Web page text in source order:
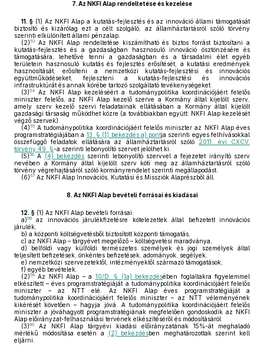
7. Az NKFI Alap rendeltetése és kezelése
11. § (1) Az NKFI Alap a kutatás-fejlesztés és az innováció állami támogatását
biztosító és kizárólag ezt a célt szolgáló, az államháztartásról szóló törvény
szerinti elkülönített állami pénzalap.
(2)53
Az NKFI Alap rendeltetése kiszámítható és biztos forrást biztosítani a
kutatás-fejlesztés és a gazdaságban hasznosuló innováció ösztönzésére és
támogatására, lehetővé tenni a gazdaságban és a társadalmi élet egyéb
területein hasznosuló kutatás és fejlesztés erősítését, a kutatási eredmények
hasznosítását, erősíteni a nemzetközi kutatás-fejlesztési és innovációs
együttműködéseket, fejleszteni a kutatás-fejlesztési és innovációs
infrastruktúrát és annak körébe tartozó szolgáltató tevékenységeket.
(3)54
Az NKFI Alap kezeléséért a tudománypolitika koordinációjáért felelős
miniszter felelős, az NKFI Alap kezelő szerve a Kormány által kijelölt szerv,
amely szerv kezelő szervi feladatainak ellátásában a Kormány által kijelölt
gazdasági társaság működhet közre (a továbbiakban együtt: NKFI Alap kezelését
végző szervek).
(4)55 A tudománypolitika koordinációjáért felelős miniszter az NKFI Alap éves
programstratégiájában a 13. § (1) bekezdés a) pontja szerinti egyes felhívásokkal
összefüggő feladatok ellátására az államháztartásról szóló 2011. évi CXCV.
törvény 49. §-a szerinti lebonyolító szervet jelölhet ki.
(5)56 A (4) bekezdésszerinti lebonyolító szervvel a fejezetet irányító szerv
nevében a Kormány által kijelölt szerv köti meg az államháztartásról szóló
törvény végrehajtásáról szóló kormányrendelet szerinti megállapodást.
(6)57 Az NKFI Alap Innovációs, Kutatási és Missziók Alaprészből áll.
8. Az NKFI Alap bevételi forrásai és kiadásai
12. § (1) Az NKFI Alap bevételi forrásai:
a)58
az innovációs járulékfizetésre kötelezettek által befizetett innovációs
járulék,
b) a központi költségvetésből biztosított központi támogatás,
c) az NKFI Alap – tárgyévet megelőző – költségvetési maradványa,
d) belföldi vagy külföldi természetes személyek és jogi személyek által
teljesített befizetések, önkéntes befizetések, adományok, segélyek,
e) nemzetközi szervezetektől, intézményektől származó támogatások,
f) egyéb bevételek.
(2)59 Az NKFI Alap – a 10/D. § (1a) bekezdésében foglaltakra figyelemmel
elkészített – éves programstratégiáját a tudománypolitika koordinációjáért felelős
miniszter – az NTT elé. Az NKFI Alap éves programstratégiáját a
tudománypolitika koordinációjáért felelős miniszter – az NTT véleményének
kikérését követően – hagyja jóvá. A tudománypolitika koordinációjáért felelős
miniszter a jóváhagyott programstratégiának megfelelően gondoskodik az NKFI
Alap előirányzat-felhasználási tervének elkészítéséről és módosításáról.
(3)60
Az NKFI Alap tárgyévi kiadási előirányzatának 15%-át meghaladó
mértékű módosítása esetén a
(2) bekezdésben meghatározottak szerint kell
eljárni.